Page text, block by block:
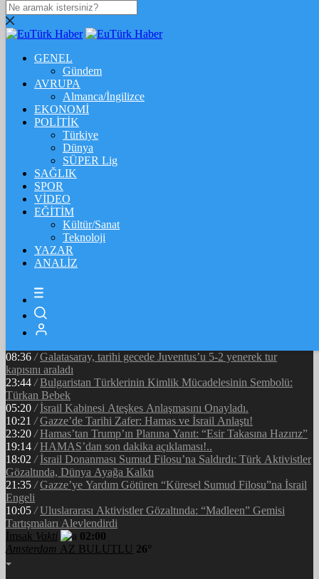
DOLAR
47,5574$% 0.18
EURO
54,8602€% 0.06
STERLİN
% 0.41
GRAM ALTIN
6.175,37%-1,31
ÇEYREK ALTIN
10.093,00%-1,09
BİTCOİN
GENEL
Gündem
AVRUPA
Almanca/İngilizce
EKONOMİ
POLİTİK
Türkiye
Dünya
SÜPER Lig
SAĞLIK
SPOR
VİDEO
EĞİTİM
Kültür/Sanat
Teknoloji
YAZAR
ANALİZ
05:34 / Ramazan’ın Bereketi Yarenler İftarıyla Taçlandı: ‘Birlikte
08:36 / Galatasaray, tarihi gecede Juventus’u 5-2 yenerek tur
kapısını araladı
23:44 / Bulgaristan Türklerinin Kimlik Mücadelesinin Sembolü:
Türkan Bebek
05:20 / İsrail Kabinesi Ateşkes Anlaşmasını Onayladı.
10:21 / Gazze’de Tarihi Zafer: Hamas ve İsrail Anlaştı!
23:20 / Hamas’tan Trump’ın Planına Yanıt: “Esir Takasına Hazırız”
19:14 / HAMAS’dan son dakika açıklaması!..
18:02 / İsrail Donanması Sumud Filosu’na Saldırdı: Türk Aktivistler
Gözaltında, Dünya Ayağa Kalktı
21:35 / Gazze’ye Yardım Götüren “Küresel Sumud Filosu”na İsrail
Engeli
10:05 / Uluslararası Aktivistler Gözaltında: “Madleen” Gemisi
Tartışmaları Alevlendirdi
İmsak Vakti
02:00
Amsterdam AZ BULUTLU 26°